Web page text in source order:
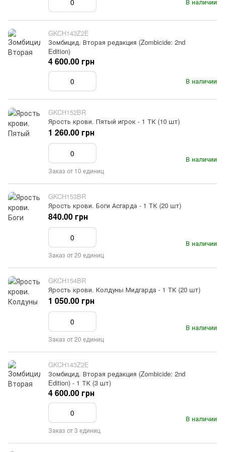
GKCH143Z2E
Зомбицид. Вторая редакция (Zombicide: 2nd
Edition)
В наличии
4 600.00 грн
GKCH152BR
Ярость крови. Пятый игрок - 1 ТК (10 шт)
В наличии
1 260.00 грн
Заказ от 10 единиц
GKCH153BR
Ярость крови. Боги Асгарда - 1 ТК (20 шт)
В наличии
840.00 грн
Заказ от 20 единиц
GKCH154BR
Ярость крови. Колдуны Мидгарда - 1 ТК (20 шт)
В наличии
1 050.00 грн
Заказ от 20 единиц
GKCH143Z2E
Зомбицид. Вторая редакция (Zombicide: 2nd
Edition) - 1 ТК (3 шт)
В наличии
4 600.00 грн
Заказ от 3 единиц